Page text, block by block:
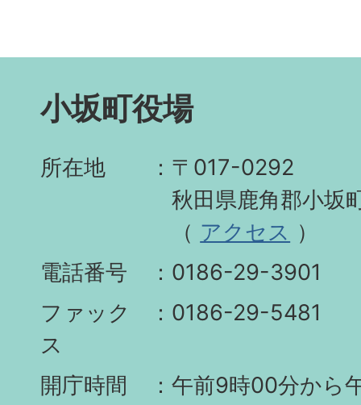
小坂町役場
所在地
〒017-0292
秋田県鹿角郡小坂
（ アクセス ）
電話番号
0186-29-3901
ファック
ス
0186-29-5481
開庁時間 午前9時00分から